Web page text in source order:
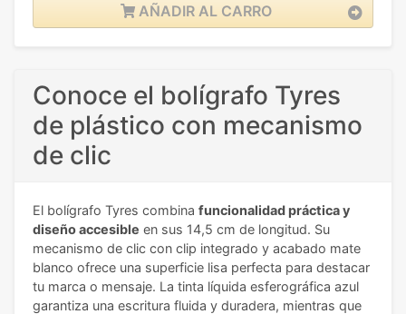
AÑADIR AL CARRO
Conoce el bolígrafo Tyres
de plástico con mecanismo
de clic
El bolígrafo Tyres combina funcionalidad práctica y
diseño accesible en sus 14,5 cm de longitud. Su
mecanismo de clic con clip integrado y acabado mate
blanco ofrece una superficie lisa perfecta para destacar
tu marca o mensaje. La tinta líquida esferográfica azul
garantiza una escritura fluida y duradera, mientras que